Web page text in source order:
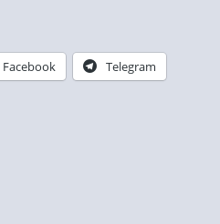
Facebook Telegram